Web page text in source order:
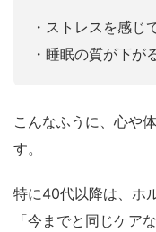
・ストレスを感
・睡眠の質が下
こんなふうに、心や
す。
特に40代以降は、ホ
「今までと同じケア